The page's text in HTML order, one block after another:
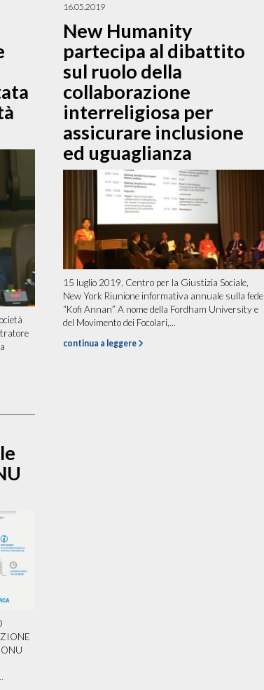
16.05.2019
New Humanity
partecipa al dibattito
sul ruolo della
collaborazione
interreligiosa per
assicurare inclusione
ed uguaglianza
15 luglio 2019, Centro per la Giustizia Sociale,
New York Riunione informativa annuale sulla fede
“Kofi Annan” A nome della Fordham University e
del Movimento dei Focolari,...
continua a leggere